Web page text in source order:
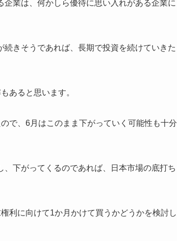
業は、何かしら優待に思い入れがある企業に
きそうであれば、長期で投資を続けていきた
あると思います。
で、6月はこのまま下がっていく可能性も十分
下がってくるのであれば、日本市場の底打ち
利に向けて1か月かけて買うかどうかを検討し